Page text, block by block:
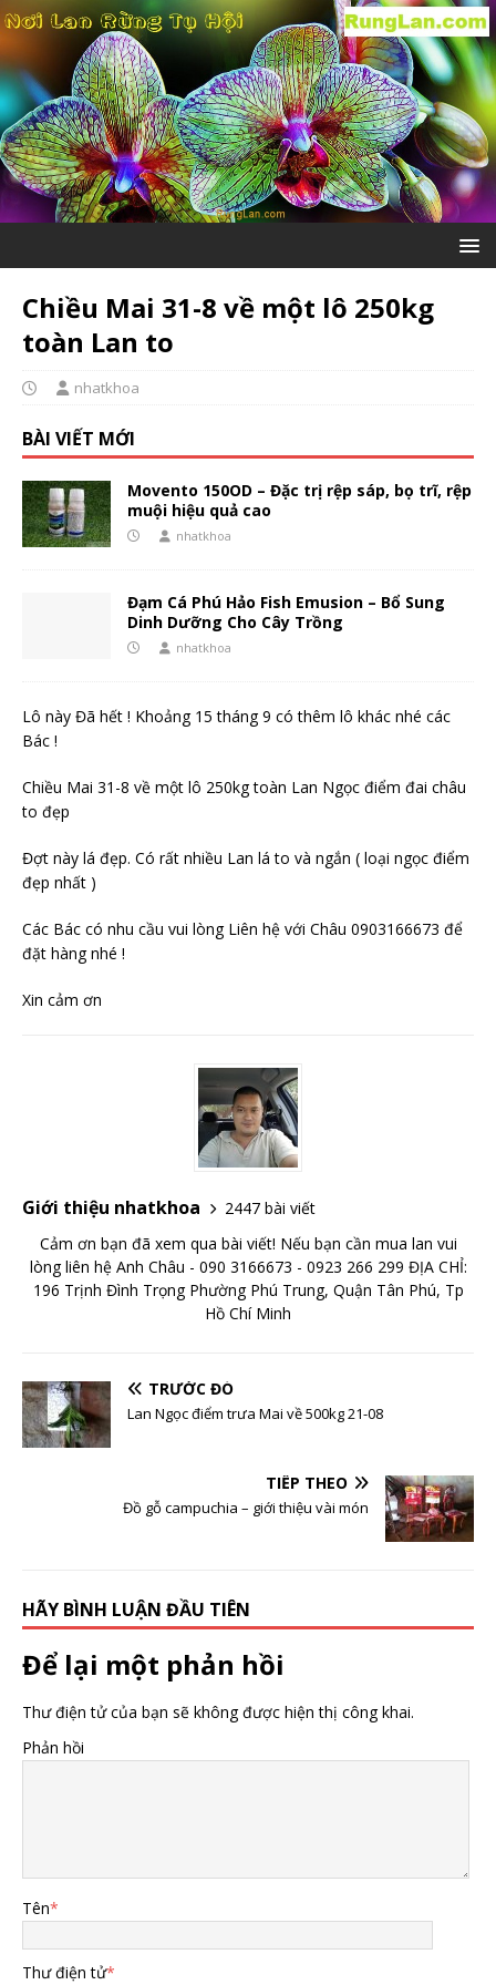
Chiều Mai 31-8 về một lô 250kg
toàn Lan to
nhatkhoa
BÀI VIẾT MỚI
Movento 150OD – Đặc trị rệp sáp, bọ trĩ, rệp
muội hiệu quả cao
nhatkhoa
Đạm Cá Phú Hảo Fish Emusion – Bổ Sung
Dinh Dưỡng Cho Cây Trồng
nhatkhoa
Lô này Đã hết ! Khoảng 15 tháng 9 có thêm lô khác nhé các
Bác !
Chiều Mai 31-8 về một lô 250kg toàn Lan Ngọc điểm đai châu
to đẹp
Đợt này lá đẹp. Có rất nhiều Lan lá to và ngắn ( loại ngọc điểm
đẹp nhất )
Các Bác có nhu cầu vui lòng Liên hệ với Châu 0903166673 để
đặt hàng nhé !
Xin cảm ơn
Giới thiệu nhatkhoa
2447 bài viết
Cảm ơn bạn đã xem qua bài viết! Nếu bạn cần mua lan vui
lòng liên hệ Anh Châu - 090 3166673 - 0923 266 299 ĐỊA CHỈ:
196 Trịnh Đình Trọng Phường Phú Trung, Quận Tân Phú, Tp
Hồ Chí Minh
TRƯỚC ĐÓ
Lan Ngọc điểm trưa Mai về 500kg 21-08
TIẾP THEO
Đồ gỗ campuchia – giới thiệu vài món
HÃY BÌNH LUẬN ĐẦU TIÊN
Để lại một phản hồi
Thư điện tử của bạn sẽ không được hiện thị công khai.
Phản hồi
Tên*
Thư điện tử*